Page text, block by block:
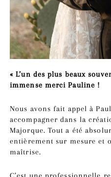
« L’un des plus beaux
immense merci Pauline !
Nous avons fait appel à
accompagner dans la
Majorque. Tout a été
entièrement sur mesure et
maîtrise.